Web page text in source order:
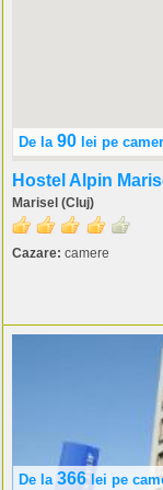
De la 90 lei pe
Hostel Alpin
Marisel (Cluj)
Cazare: camere
De la 366 lei pe